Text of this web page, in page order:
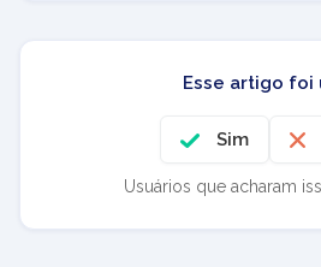
Esse artigo foi
Sim
Usuários que acharam